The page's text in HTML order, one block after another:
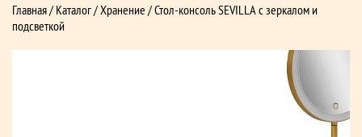
Главная/ Каталог/Хранение / Стол-консоль SEVILLA с зеркалом и
подсветкой